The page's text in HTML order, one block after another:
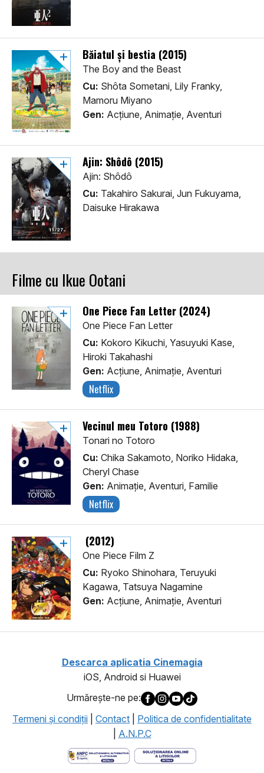
Băiatul și bestia (2015)
The Boy and the Beast
Cu: Shôta Sometani, Lily Franky,
Mamoru Miyano
Gen: Acţiune, Animaţie, Aventuri
Ajin: Shôdô (2015)
Ajin: Shôdô
Cu: Takahiro Sakurai, Jun Fukuyama,
Daisuke Hirakawa
Filme cu Ikue Ootani
One Piece Fan Letter (2024)
One Piece Fan Letter
Cu: Kokoro Kikuchi, Yasuyuki Kase,
Hiroki Takahashi
Gen: Acţiune, Animaţie, Aventuri
Netflix
Vecinul meu Totoro (1988)
Tonari no Totoro
Cu: Chika Sakamoto, Noriko Hidaka,
Cheryl Chase
Gen: Animaţie, Aventuri, Familie
Netflix
(2012)
One Piece Film Z
Cu: Ryoko Shinohara, Teruyuki
Kagawa, Tatsuya Nagamine
Gen: Acţiune, Animaţie, Aventuri
Descarca aplicatia Cinemagia
iOS, Android si Huawei
Urmăreşte-ne pe:
Termeni şi condiţii
Contact
Politica de confidentialitate
A.N.P.C